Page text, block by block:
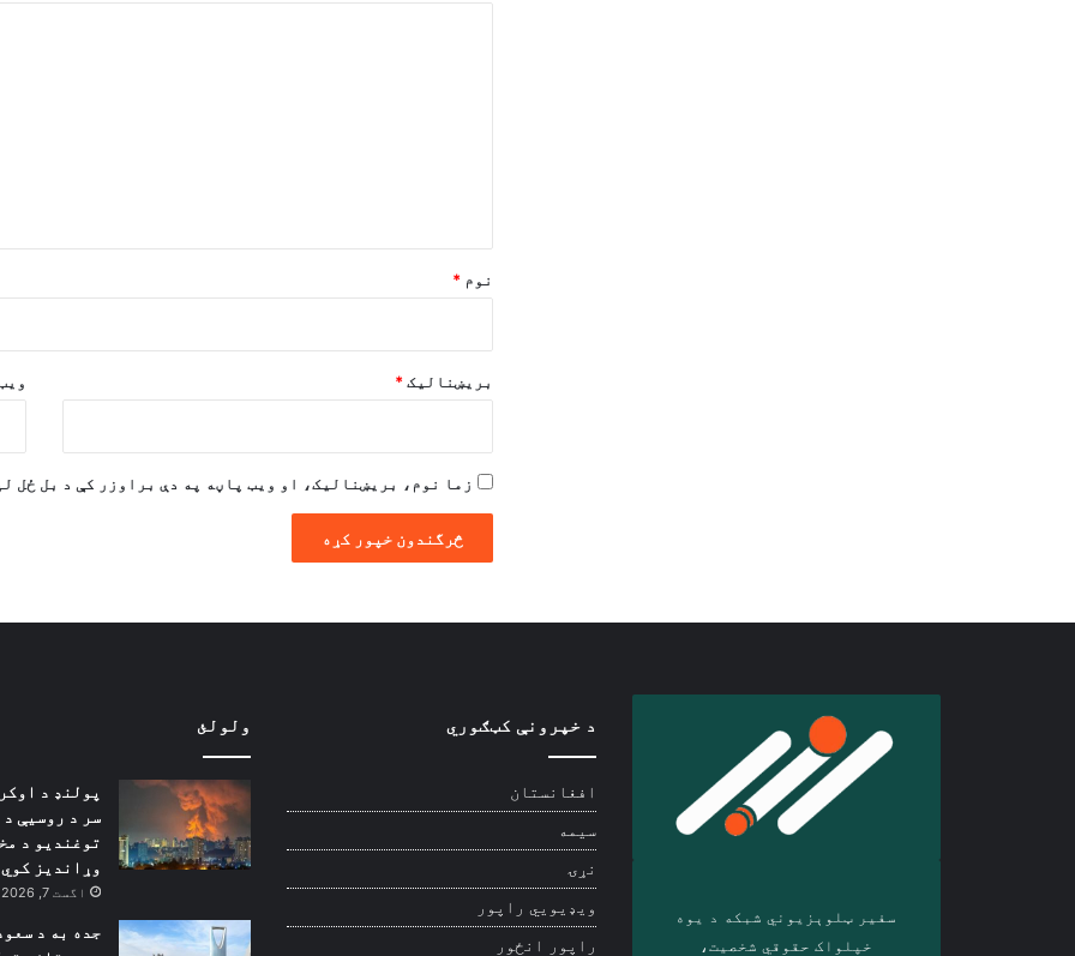
نوم *
بریښنالیک *
زما نوم، بریښنالیک، او ویب پاڼه په دې براوزر کې د بل ځل
سفیر ټلوېزیوني شبکه د‎ یوه
خپلواک حقوقي شخصیت،
د خپرونې کټګوري
افغانستان
سیمه
نړۍ
ویډیويي راپور
راپور انځور
ولولئ
پولنډ د
سر د روسیې د
توغندیو د
وړاندیز کوي
اگست 7, 2026
جده به د